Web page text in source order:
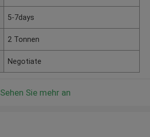
5-7days
2 Tonnen
Negotiate
Sehen Sie mehr an